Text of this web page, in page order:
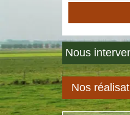
Nous
Nos